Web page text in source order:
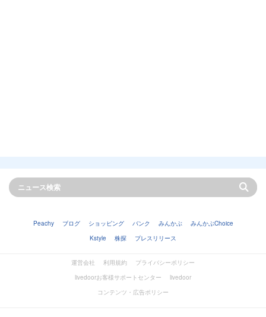
Peachy ブログ ショッピング バンク みんかぶ
みんかぶChoice
Kstyle
株探 プレスリリース
運営会社 利用規約
プライバシーポリシー
livedoorお客様サポートセンター
livedoor
コンテンツ・広告ポリシー